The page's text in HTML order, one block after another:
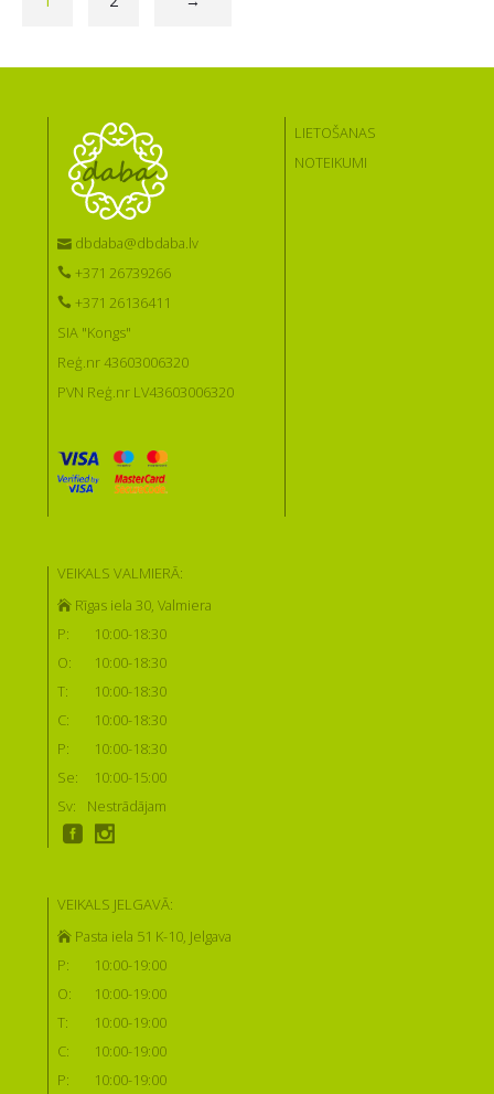
dbdaba@dbdaba.lv
+371 26739266
+371 26136411
SIA "Kongs"
Reģ.nr 43603006320
PVN Reģ.nr LV43603006320
LIETOŠANAS
NOTEIKUMI
VEIKALS VALMIERĀ:
Rīgas iela 30, Valmiera
P:
10:00-18:30
O:
10:00-18:30
T:
10:00-18:30
C:
10:00-18:30
P:
10:00-18:30
Se:
10:00-15:00
Sv:
Nestrādājam
VEIKALS JELGAVĀ:
Pasta iela 51 K-10, Jelgava
P:
10:00-19:00
O:
10:00-19:00
T:
10:00-19:00
C:
10:00-19:00
P:
10:00-19:00